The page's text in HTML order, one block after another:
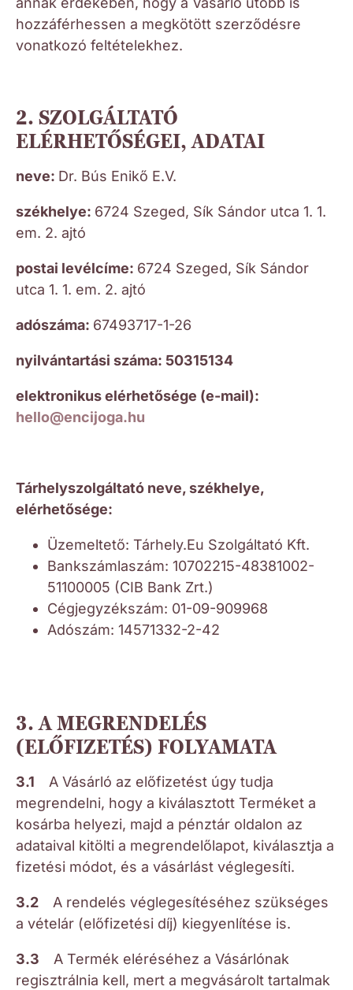
hozzáférhessen a megkötött szerződésre
vonatkozó feltételekhez.
2. SZOLGÁLTATÓ
ELÉRHETŐSÉGEI, ADATAI
neve: Dr. Bús Enikő E.V.
székhelye: 6724 Szeged, Sík Sándor utca 1. 1.
em. 2. ajtó
postai levélcíme: 6724 Szeged, Sík Sándor
utca 1. 1. em. 2. ajtó
adószáma: 67493717-1-26
nyilvántartási száma: 50315134
elektronikus elérhetősége (e-mail):
hello@encijoga.hu
Tárhelyszolgáltató neve, székhelye,
elérhetősége:
Üzemeltető: Tárhely.Eu Szolgáltató Kft.
Bankszámlaszám: 10702215-48381002-
51100005 (CIB Bank Zrt.)
Cégjegyzékszám: 01-09-909968
Adószám: 14571332-2-42
3. A MEGRENDELÉS
(ELŐFIZETÉS) FOLYAMATA
3.1 A Vásárló az előfizetést úgy tudja
megrendelni, hogy a kiválasztott Terméket a
kosárba helyezi, majd a pénztár oldalon az
adataival kitölti a megrendelőlapot, kiválasztja a
fizetési módot, és a vásárlást véglegesíti.
3.2 A rendelés véglegesítéséhez szükséges
a vételár (előfizetési díj) kiegyenlítése is.
3.3 A Termék eléréséhez a Vásárlónak
regisztrálnia kell, mert a megvásárolt tartalmak